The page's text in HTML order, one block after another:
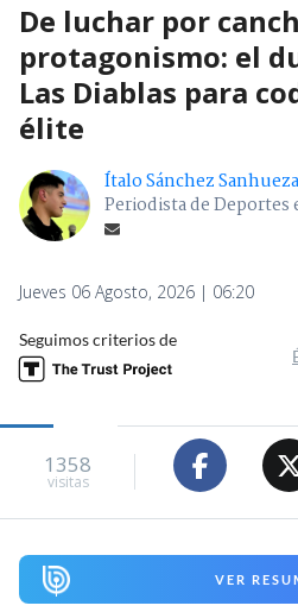
De luchar por
protagonismo: el
Las Diablas para
élite
Ítalo Sánchez Sanhueza
Periodista de
Jueves 06 Agosto, 2026 | 06:20
Seguimos criterios de
1358
visitas
VER